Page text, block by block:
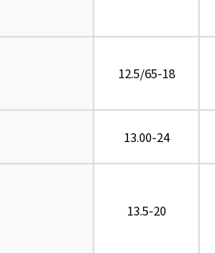
12.5/65-18
13.00-24
13.5-20